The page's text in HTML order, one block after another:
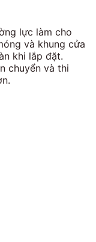
lực làm cho
và khung cửa
khi lắp đặt.
chuyển và thi